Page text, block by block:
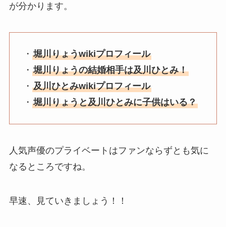
が分かります。
・ 堀川りょうwikiプロフィール
・ 堀川りょうの結婚相手は及川ひとみ！
・ 及川ひとみwikiプロフィール
・ 堀川りょうと及川ひとみに子供はいる？
人気声優のプライベートはファンならずとも気に
なるところですね。
早速、見ていきましょう！！